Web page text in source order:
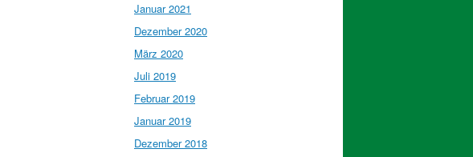
Januar 2021
Dezember 2020
März 2020
Juli 2019
Februar 2019
Januar 2019
Dezember 2018